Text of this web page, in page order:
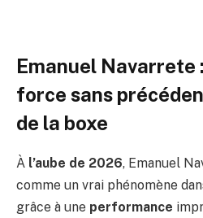
Emanuel Navarrete
force sans
de la boxe
À l’aube de 2026, Emanuel
comme un vrai phénomène
grâce à une performance